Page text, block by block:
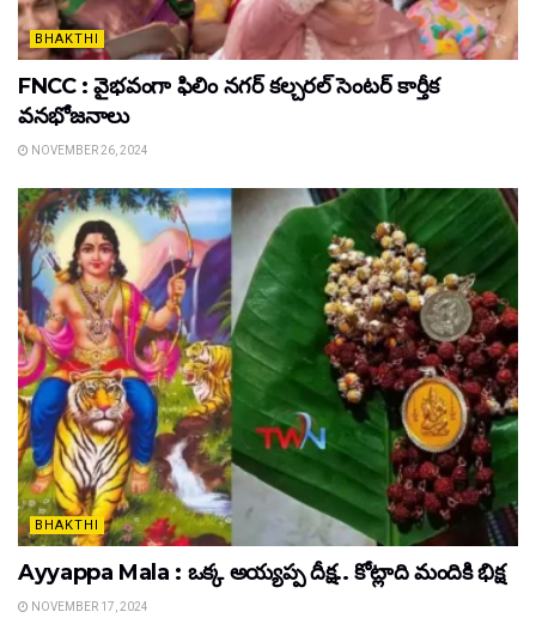
BHAKTHI
FNCC : వైభవంగా ఫిలిం నగర్ కల్చరల్ సెంటర్ కార్తీక
వనభోజనాలు
NOVEMBER 26, 2024
BHAKTHI
Ayyappa Mala : ఒక్క అయ్యప్ప దీక్ష.. కోట్లాది మందికి భిక్ష
NOVEMBER 17, 2024